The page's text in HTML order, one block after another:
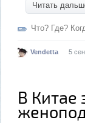
Читать
Что? Где?
Vendetta 5
В Китае